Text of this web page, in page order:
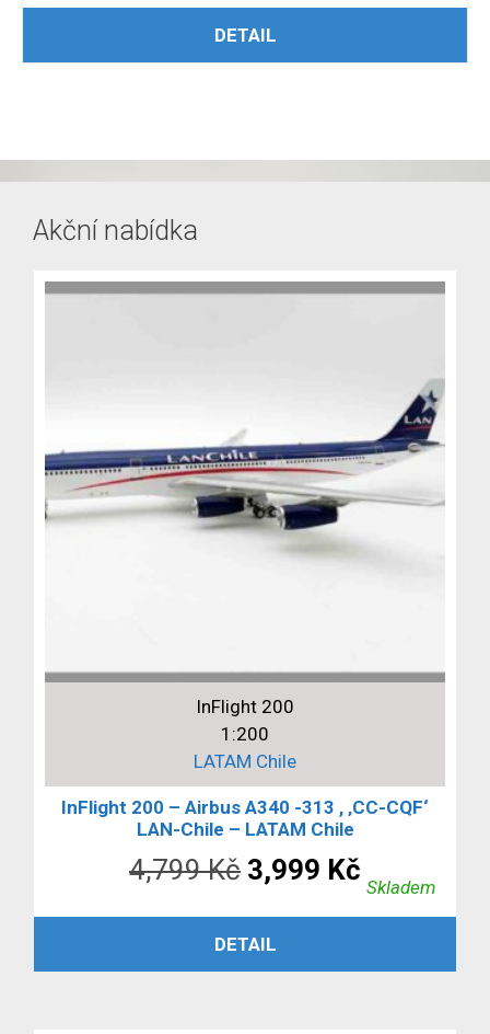
ČTĚTE VÍCE
DETAIL
Akční nabídka
InFlight 200
1:200
LATAM Chile
InFlight 200 – Airbus A340 -313 , ‚CC-CQF‘
LAN-Chile – LATAM Chile
4,799Kč Původní
cena
byla:
3,999 Kč
cena
Skladem
PŘIDAT DO KOŠÍKU
DETAIL